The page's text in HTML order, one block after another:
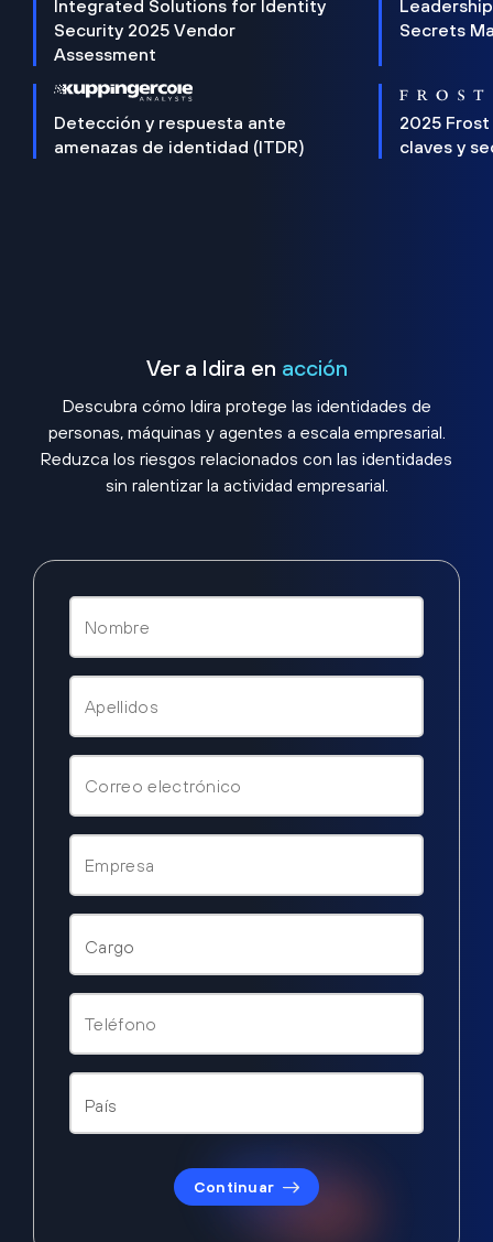
Integrated Solutions for Identity
Security 2025 Vendor
Assessment
Secrets
Detección y respuesta ante
amenazas de identidad (ITDR)
2025 Frost
claves y
Ver a Idira en acción
Descubra cómo Idira protege las identidades de
personas, máquinas y agentes a escala empresarial.
Reduzca los riesgos relacionados con las identidades
sin ralentizar la actividad empresarial.
Continuar